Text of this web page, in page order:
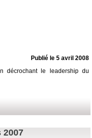
Publié le 5 avril 2008
décrochant le leadership du
2007